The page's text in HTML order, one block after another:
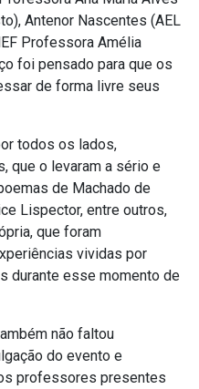
Antenor Nascentes (AEL
Professora Amélia
foi pensado para que os
de forma livre seus
todos os lados,
que o levaram a sério e
de Machado de
Lispector, entre outros,
que foram
vividas por
durante esse momento de
não faltou
do evento e
professores presentes